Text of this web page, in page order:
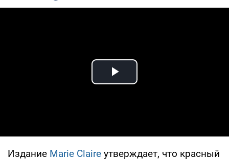
Play Video
Издание Marie Claire утверждает, что красный